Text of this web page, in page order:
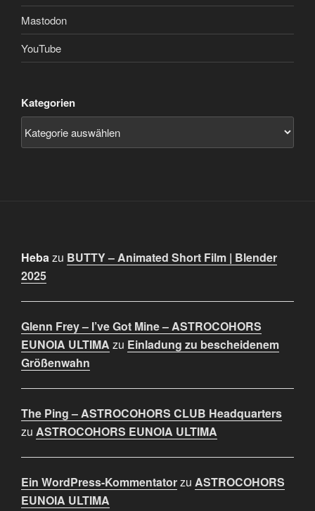
Mastodon
YouTube
Kategorien
Hebazu BUTTY – Animated Short Film | Blender
2025
Glenn Frey – I’ve Got Mine – ASTROCOHORS
EUNOIA ULTIMA zu Einladung zu bescheidenem
Größenwahn
The Ping – ASTROCOHORS CLUB Headquarters
zu ASTROCOHORS EUNOIA ULTIMA
Ein WordPress-Kommentatorzu ASTROCOHORS
EUNOIA ULTIMA